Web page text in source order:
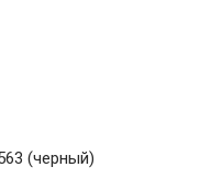
(черный)